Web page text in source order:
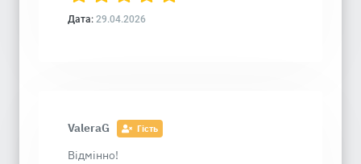
Дата: 29.04.2026
ValeraG Гість
Відмінно!